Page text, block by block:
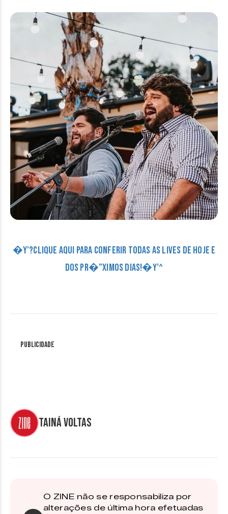
�Y’?CLIQUE AQUI PARA CONFERIR TODAS AS LIVES DE HOJE E
DOS PR�”XIMOS DIAS!�Y’^
Publicidade
Tainá Voltas
O ZINE não se responsabiliza por
alterações de última hora efetuadas